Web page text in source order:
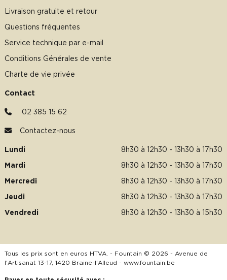
Livraison gratuite et retour
Questions fréquentes
Service technique par e-mail
Conditions Générales de vente
Charte de vie privée
Contact
02 385 15 62
Contactez-nous
Lundi 8h30 à 12h30 - 13h30 à 17h30
Mardi 8h30 à 12h30 - 13h30 à 17h30
Mercredi 8h30 à 12h30 - 13h30 à 17h30
Jeudi 8h30 à 12h30 - 13h30 à 17h30
Vendredi 8h30 à 12h30 - 13h30 à 15h30
Tous les prix sont en euros HTVA. - Fountain © 2026 - Avenue de
l'Artisanat 13-17, 1420 Braine-l'Alleud - www.fountain.be